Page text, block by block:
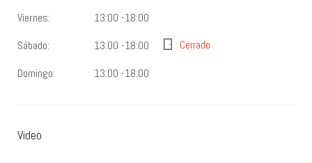
Viernes:
13:00 -18:00
Sábado:
13:00 -18:00 Cerrado
Domingo: 13:00 -18:00
Video